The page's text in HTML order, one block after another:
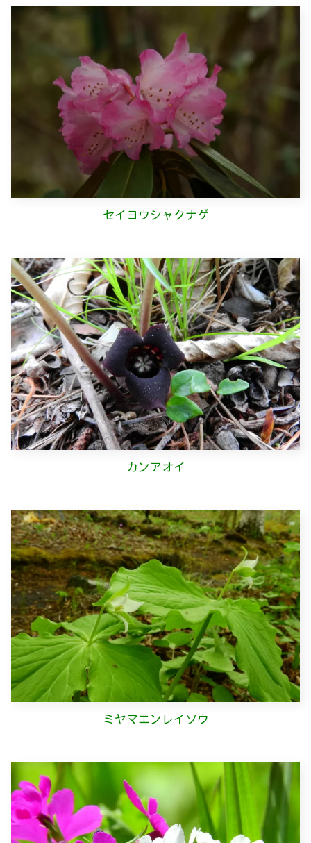
セイヨウシャクナゲ
カンアオイ
ミヤマエンレイソウ